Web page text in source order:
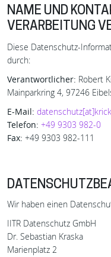
NAME UND
VERARBEITUNG
Diese Datenschutz-
durch:
Verantwortlicher: Robert
Mainparkring 4, 97246
E-Mail:
Telefon: +49 9303 982-0
Fax: +49 9303 982-111
Wir haben einen
IITR Datenschutz GmbH
Dr. Sebastian Kraska
Marienplatz 2